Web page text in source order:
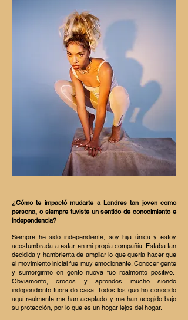
¿Cómo te impactó mudarte a Londres tan joven como
persona, o siempre tuviste un sentido de conocimiento e
independencia?
Siempre he sido independiente, soy hija única y estoy
acostumbrada a estar en mi propia compañía. Estaba tan
decidida y hambrienta de ampliar lo que quería hacer que
el movimiento inicial fue muy emocionante. Conocer gente
y sumergirme en gente nueva fue realmente positivo.
Obviamente, creces y aprendes mucho siendo
independiente fuera de casa. Todos los que he conocido
aquí realmente me han aceptado y me han acogido bajo
su protección, por lo que es un hogar lejos del hogar.